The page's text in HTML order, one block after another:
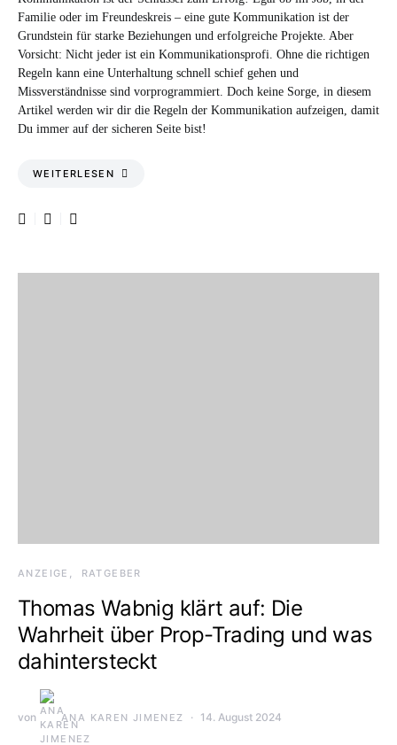
Familie oder im Freundeskreis – eine gute Kommunikation ist der
Grundstein für starke Beziehungen und erfolgreiche Projekte. Aber
Vorsicht: Nicht jeder ist ein Kommunikationsprofi. Ohne die richtigen
Regeln kann eine Unterhaltung schnell schief gehen und
Missverständnisse sind vorprogrammiert. Doch keine Sorge, in diesem
Artikel werden wir dir die Regeln der Kommunikation aufzeigen, damit
Du immer auf der sicheren Seite bist!
WEITERLESEN
ANZEIGE RATGEBER
Thomas Wabnig klärt auf: Die
Wahrheit über Prop-Trading und was
dahintersteckt
von ANA KAREN JIMENEZ 14. August 2024